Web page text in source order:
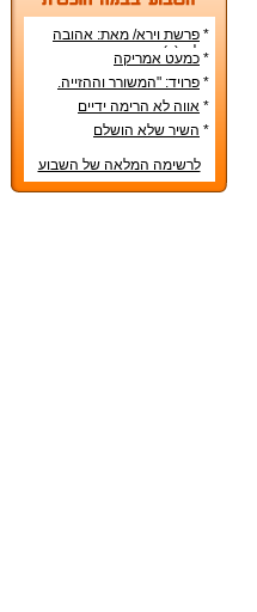
* פרשת וירא/ מאת: אהובה
קליין (c)
* כמעט אמריקה
* פרויד: "המשורר וההזייה.
מעשה היצירה בראי
הפסיכואנליזה".
* אווה לא הרימה ידיים
* השיר שלא הושלם
לרשימה המלאה של השבוע